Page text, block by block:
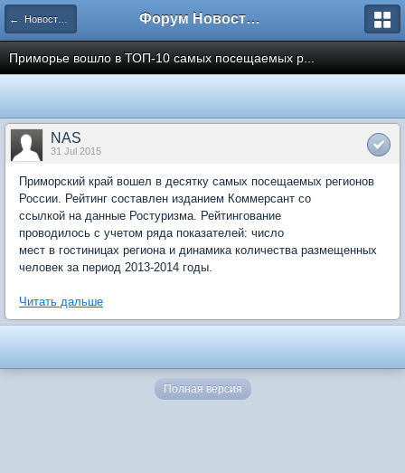
← Новости рынка недвижимости Форум Новостройки
Приморье вошло в ТОП-10 самых посещаемых р...
NAS
31 Jul 2015
Приморский край вошел в десятку самых посещаемых регионов
России. Рейтинг составлен изданием Коммерсант со
ссылкой на данные Ростуризма. Рейтингование
проводилось с учетом ряда показателей: число
мест в гостиницах региона и динамика количества размещенных
человек за период 2013-2014 годы.
Читать дальше
Полная версия